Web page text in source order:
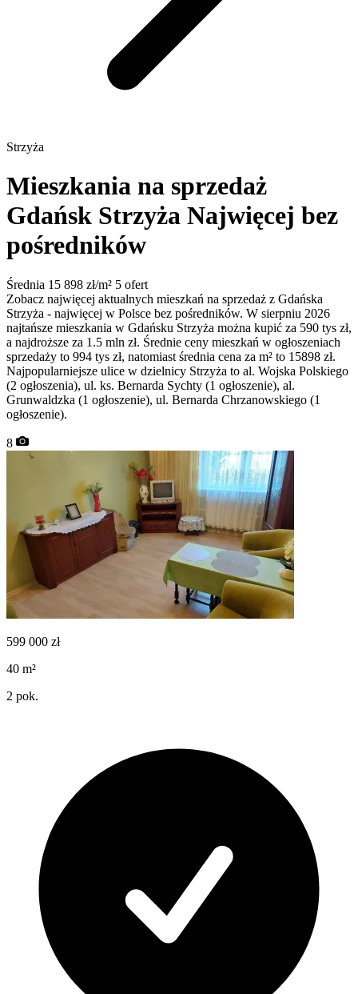
Strzyża
Mieszkania na sprzedaż
Gdańsk Strzyża Najwięcej bez
pośredników
Średnia 15 898 zł/m² 5 ofert
Zobacz najwięcej aktualnych mieszkań na sprzedaż z Gdańska
Strzyża - najwięcej w Polsce bez pośredników. W sierpniu 2026
najtańsze mieszkania w Gdańsku Strzyża można kupić za 590 tys zł,
a najdroższe za 1.5 mln zł. Średnie ceny mieszkań w ogłoszeniach
sprzedaży to 994 tys zł, natomiast średnia cena za m² to 15898 zł.
Najpopularniejsze ulice w dzielnicy Strzyża to al. Wojska Polskiego
(2 ogłoszenia), ul. ks. Bernarda Sychty (1 ogłoszenie), al.
Grunwaldzka (1 ogłoszenie), ul. Bernarda Chrzanowskiego (1
ogłoszenie).
8
599 000 zł
40 m²
2 pok.